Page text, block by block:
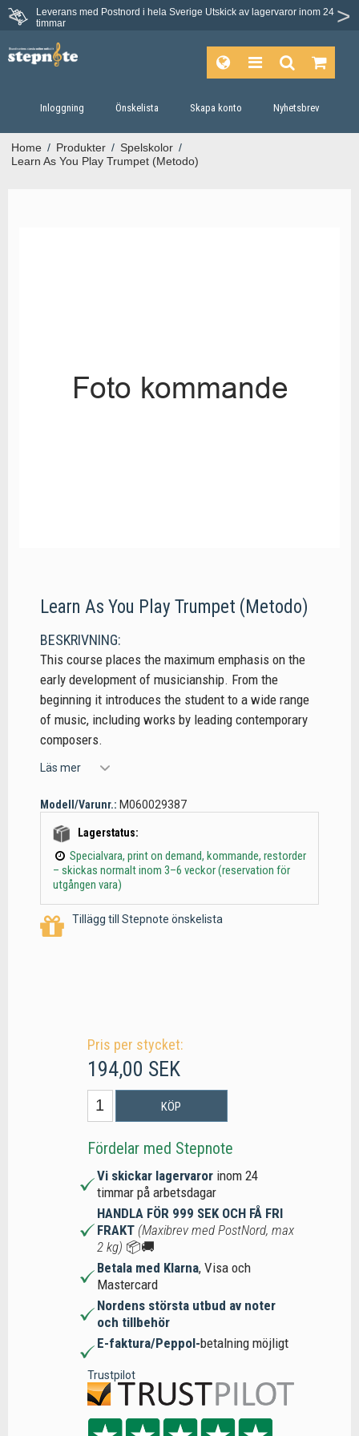
Leverans med Postnord i hela Sverige Utskick av lagervaror inom 24
timmar
Inloggning Önskelista Skapa konto Nyhetsbrev
Home / Produkter / Spelskolor /
Learn As You Play Trumpet (Metodo)
Learn As You Play Trumpet (Metodo)
BESKRIVNING:
This course places the maximum emphasis on the
early development of musicianship. From the
beginning it introduces the student to a wide range
of music, including works by leading contemporary
composers.
Läs mer
Modell/Varunr.: M060029387
Lagerstatus:
Specialvara, print on demand, kommande, restorder
– skickas normalt inom 3–6 veckor (reservation för
utgången vara)
Tillägg till Stepnote önskelista
Pris per stycket:
194,00 SEK
KÖP
Fördelar med Stepnote
Vi skickar lagervaror inom 24
timmar på arbetsdagar
HANDLA FÖR 999 SEK OCH FÅ FRI
FRAKT (Maxibrev med PostNord, max
2 kg) 📦🚚
Betala med Klarna, Visa och
Mastercard
Nordens största utbud av noter
och tillbehör
E-faktura/Peppol-betalning möjligt
Trustpilot